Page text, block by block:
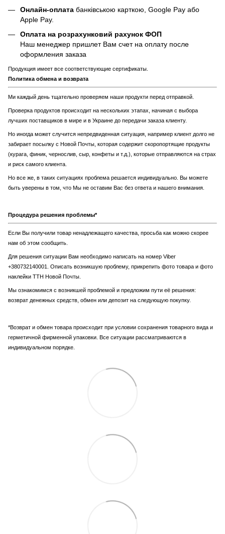
Онлайн-оплата банківською карткою, Google Pay або
Apple Pay.
Оплата на розрахунковий рахунок ФОП
Наш менеджер пришлет Вам счет на оплату после
оформления заказа
Продукция имеет все соответствующие сертификаты.
Политика обмена и возврата
Ми каждый день тщательно проверяем наши продукти перед отправкой.
Проверка продуктов происходит на нескольких этапах, начиная с выбора
лучших поставщиков в мире и в Украине до передачи заказа клиенту.
Но иногда может случится непредвиденная ситуация, например клиент долго не
забирает посылку с Новой Почты, которая содержит скоропортящие продукты
(курага, финик, чернослив, сыр, конфеты и т.д.), которые отправляются на страх
и риск самого клиента.
Но все же, в таких ситуациях проблема решается индивидуально. Вы можете
быть уверены в том, что Мы не оставим Вас без ответа и нашего внимания.
Процедура решения проблемы*
Если Вы получили товар ненадлежащего качества, просьба как можно скорее
нам об этом сообщить.
Для решения ситуации Вам необходимо написать на номер Viber
+380732140001. Описать возникшую проблему, прикрепить фото товара и фото
наклейки ТТН Новой Почты.
Мы ознакомимся с возникшей проблемой и предложим пути её решения:
возврат денежных средств, обмен или депозит на следующую покупку.
*Возврат и обмен товара происходит при условии сохранения товарного вида и
герметичной фирменной упаковки. Все ситуации рассматриваются в
индивидуальном порядке.